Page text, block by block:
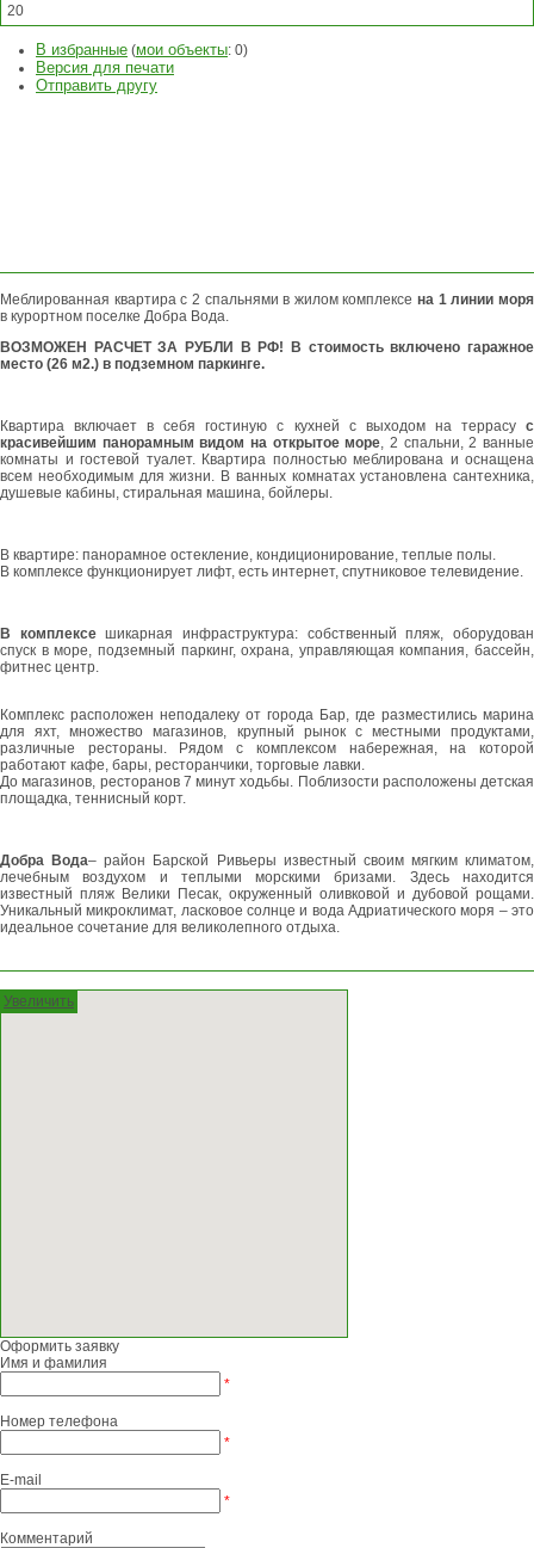
20
В избранные (мои объекты: 0)
Версия для печати
Отправить другу
Меблированная квартира с 2 спальнями в жилом комплексе на 1 линии моря
в курортном поселке Добра Вода.
ВОЗМОЖЕН РАСЧЕТ ЗА РУБЛИ В РФ! В стоимость включено гаражное
место (26 м2.) в подземном паркинге.
Квартира включает в себя гостиную с кухней с выходом на террасу с
красивейшим панорамным видом на открытое море , 2 спальни, 2 ванные
комнаты и гостевой туалет. Квартира полностью меблирована и оснащена
всем необходимым для жизни. В ванных комнатах установлена сантехника,
душевые кабины, стиральная машина, бойлеры.
В квартире: панорамное остекление, кондиционирование, теплые полы.
В комплексе функционирует лифт, есть интернет, спутниковое телевидение.
В комплексешикарная инфраструктура: собственный пляж, оборудован
спуск в море, подземный паркинг, охрана, управляющая компания, бассейн,
фитнес центр.
Комплекс расположен неподалеку от города Бар, где разместились марина
для яхт, множество магазинов, крупный рынок с местными продуктами,
различные рестораны. Рядом с комплексом набережная, на которой
работают кафе, бары, ресторанчики, торговые лавки.
До магазинов, ресторанов 7 минут ходьбы. Поблизости расположены детская
площадка, теннисный корт.
Добра Вода– район Барской Ривьеры известный своим мягким климатом,
лечебным воздухом и теплыми морскими бризами. Здесь находится
известный пляж Велики Песак, окруженный оливковой и дубовой рощами.
Уникальный микроклимат, ласковое солнце и вода Адриатического моря – это
идеальное сочетание для великолепного отдыха.
Увеличить
Оформить заявку
Имя и фамилия
*
Номер телефона
*
E-mail
*
Комментарий